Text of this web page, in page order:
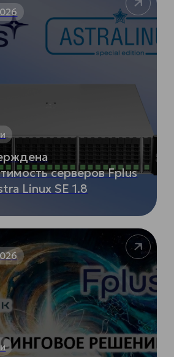
серверов Fplus
Linux SE 1.8